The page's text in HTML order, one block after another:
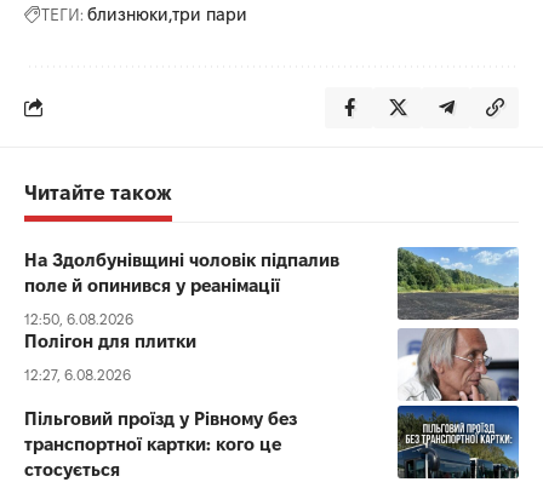
ТЕГИ: близнюки три пари
Читайте також
На Здолбунівщині чоловік підпалив
поле й опинився у реанімації
12:50, 6.08.2026
Полігон для плитки
12:27, 6.08.2026
Пільговий проїзд у Рівному без
транспортної картки: кого це
стосується